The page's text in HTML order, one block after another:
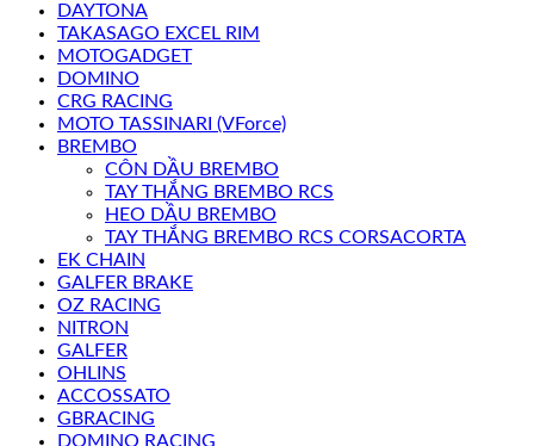
DAYTONA
TAKASAGO EXCEL RIM
MOTOGADGET
DOMINO
CRG RACING
MOTO TASSINARI (VForce)
BREMBO
CÔN DẦU BREMBO
TAY THẮNG BREMBO RCS
HEO DẦU BREMBO
TAY THẮNG BREMBO RCS CORSACORTA
EK CHAIN
GALFER BRAKE
OZ RACING
NITRON
GALFER
OHLINS
ACCOSSATO
GBRACING
DOMINO RACING